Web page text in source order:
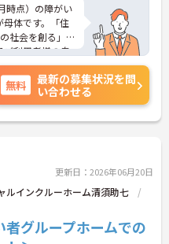
時点）の障がい
体です。「住
社会を創る」
ご利用者様の自
務が可能で、W
り、ご自身の
で幅広い世代が
安心してスター
にサポートしま
が評価される環
制度も整って
空いた時間を有
味のある方は
お問い合わせ
無料
最新の募集状況を問
い合わせる
更新日：2026年06月20日
ルインクルーホーム清須助七
者グループホームでの